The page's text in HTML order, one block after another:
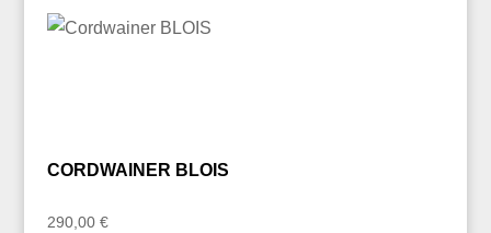
CORDWAINER BLOIS
290,00 €